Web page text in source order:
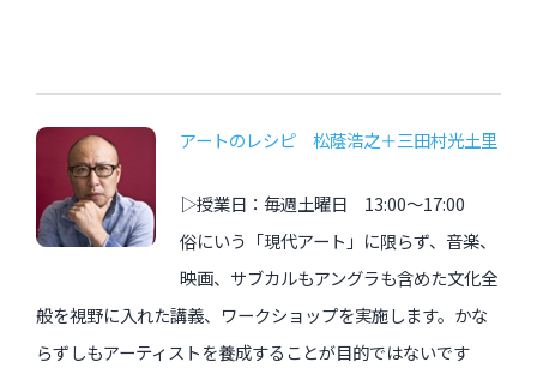
アートのレシピ 松蔭浩之＋三田村光土里
▷授業日：毎週土曜日 13:00〜17:00
俗にいう「現代アート」に限らず、音楽、
映画、サブカルもアングラも含めた文化全
般を視野に入れた講義、ワークショップを実施します。かな
らずしもアーティストを養成することが目的ではないです